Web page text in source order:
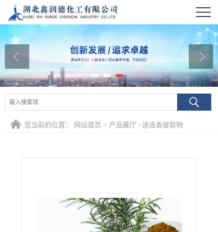
公司首页
公司介绍
公司动态
产品展厅
证书荣誉
您当前的位置： 网站首页 > 产品展厅 >迷迭香提取物